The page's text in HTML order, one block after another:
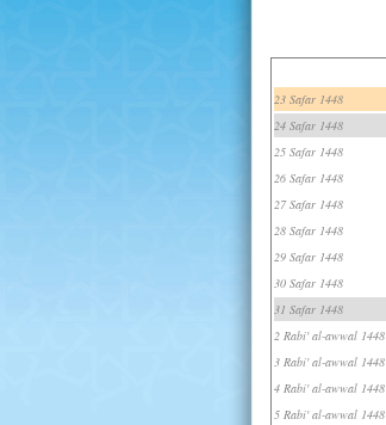
23 Safar 1448
24 Safar 1448
25 Safar 1448
26 Safar 1448
27 Safar 1448
28 Safar 1448
29 Safar 1448
30 Safar 1448
31 Safar 1448
2 Rabi' al-awwal 1448
3 Rabi' al-awwal 1448
4 Rabi' al-awwal 1448
5 Rabi' al-awwal 1448